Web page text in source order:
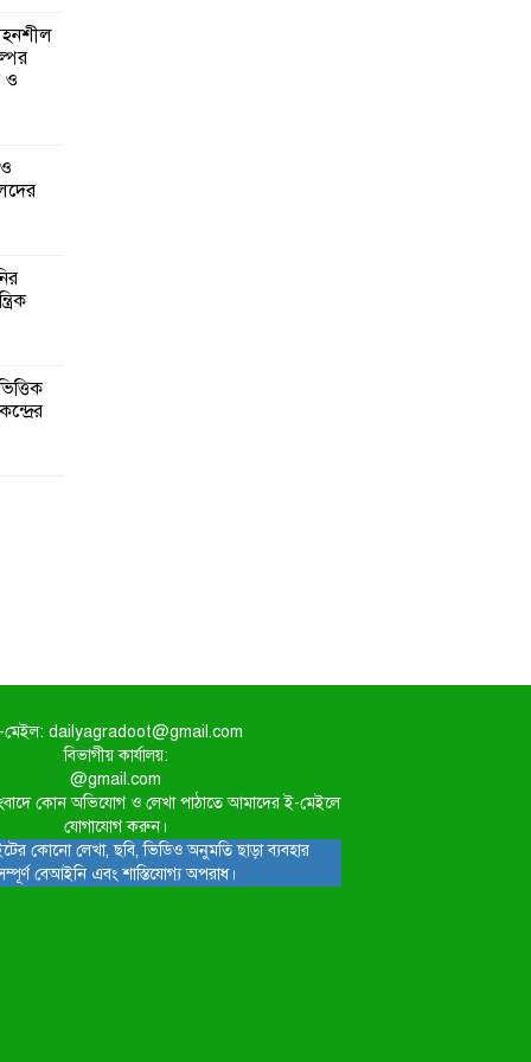
ও
মেইল: dailyagradoot@gmail.com
বিভাগীয় কার্যালয়:
@gmail.com
কোন অভিযোগ ও লেখা পাঠাতে আমাদের ই-মেইলে
যোগাযোগ করুন।
কোনো লেখা, ছবি, ভিডিও অনুমতি ছাড়া ব্যবহার
বেআইনি এবং শাস্তিযোগ্য অপরাধ।